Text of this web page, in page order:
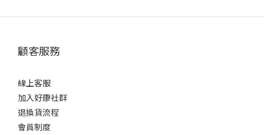
顧客服務
線上客服
加入好康社群
退換貨流程
會員制度